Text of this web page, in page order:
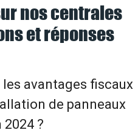
nos centrales
et réponses
les avantages fiscaux
de panneaux
?